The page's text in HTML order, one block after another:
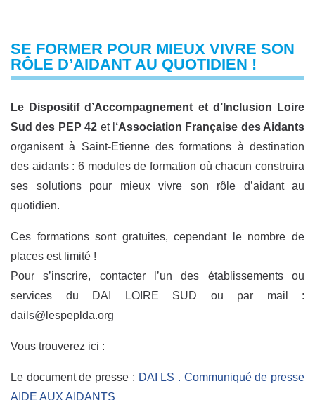
SE FORMER POUR MIEUX VIVRE SON
RÔLE D’AIDANT AU QUOTIDIEN !
Le Dispositif d’Accompagnement et d’Inclusion Loire
Sud des PEP 42 et l ‘Association Française des Aidants
organisent à Saint-Etienne des formations à destination
des aidants : 6 modules de formation où chacun construira
ses solutions pour mieux vivre son rôle d’aidant au
quotidien.
Ces formations sont gratuites, cependant le nombre de
places est limité !
Pour s’inscrire, contacter
’un des établissements ou
services du DAI LOI RE SUD
ou par mail :
dails@lespeplda.org
Vous trouverez ici :
Le document de presse : DAI LS . Communiqué de presse
AIDE AUX AIDANTS